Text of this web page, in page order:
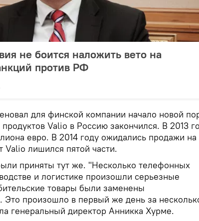
не боится наложить вето на
против РФ
для финской компании начало новой
Valio в Россию закончился. В 2013
евро. В 2014 году ожидались продажи
лишился пятой части.
приняты тут же. "Несколько телефонных
и логистике произошли серьезные
товары были заменены
произошло в первый же день за
генеральный директор Анникка Хурме.